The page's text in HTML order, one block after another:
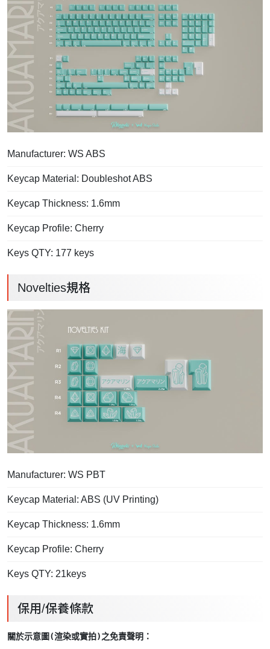
Manufacturer: WS ABS
Keycap Material: Doubleshot ABS
Keycap Thickness: 1.6mm
Keycap Profile: Cherry
Keys QTY: 177 keys
Novelties規格
Manufacturer: WS PBT
Keycap Material: ABS (UV Printing)
Keycap Thickness: 1.6mm
Keycap Profile: Cherry
Keys QTY: 21keys
保用/保養條款
關於示意圖(渲染或實拍)之免責聲明：